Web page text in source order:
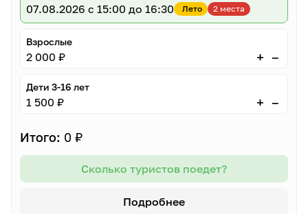
07.08.2026 с 15:00 до 16:30 Лето 2 места
Взрослые
2 000 ₽ + –
Дети 3-16 лет
1 500 ₽ + –
Итого: 0 ₽
Сколько туристов поедет?
Подробнее